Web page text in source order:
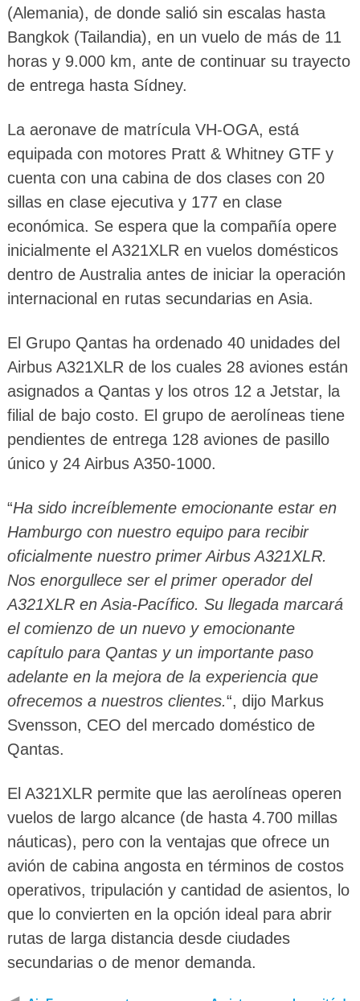
(Alemania), de donde salió sin escalas hasta
Bangkok (Tailandia), en un vuelo de más de 11
horas y 9.000 km, ante de continuar su trayecto
de entrega hasta Sídney.
La aeronave de matrícula VH-OGA, está
equipada con motores Pratt & Whitney GTF y
cuenta con una cabina de dos clases con 20
sillas en clase ejecutiva y 177 en clase
económica. Se espera que la compañía opere
inicialmente el A321XLR en vuelos domésticos
dentro de Australia antes de iniciar la operación
internacional en rutas secundarias en Asia.
El Grupo Qantas ha ordenado 40 unidades del
Airbus A321XLR de los cuales 28 aviones están
asignados a Qantas y los otros 12 a Jetstar, la
filial de bajo costo. El grupo de aerolíneas tiene
pendientes de entrega 128 aviones de pasillo
único y 24 Airbus A350-1000.
“Ha sido increíblemente emocionante estar en
Hamburgo con nuestro equipo para recibir
oficialmente nuestro primer Airbus A321XLR.
Nos enorgullece ser el primer operador del
A321XLR en Asia-Pacífico. Su llegada marcará
el comienzo de un nuevo y emocionante
capítulo para Qantas y un importante paso
adelante en la mejora de la experiencia que
ofrecemos a nuestros clientes.“, dijo Markus
Svensson, CEO del mercado doméstico de
Qantas.
El A321XLR permite que las aerolíneas operen
vuelos de largo alcance (de hasta 4.700 millas
náuticas), pero con la ventajas que ofrece un
avión de cabina angosta en términos de costos
operativos, tripulación y cantidad de asientos, lo
que lo convierten en la opción ideal para abrir
rutas de larga distancia desde ciudades
secundarias o de menor demanda.